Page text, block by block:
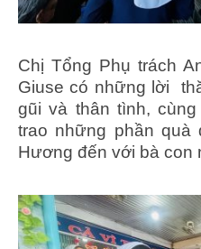
Chị Tổng Phụ trách
Giuse có những lời
gũi và thân tình,
trao những phần quà
Hương đến với bà con